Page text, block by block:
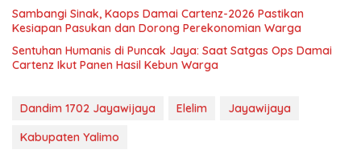
Sambangi Sinak, Kaops Damai Cartenz-2026 Pastikan
Kesiapan Pasukan dan Dorong Perekonomian Warga
Sentuhan Humanis di Puncak Jaya: Saat Satgas Ops Damai
Cartenz Ikut Panen Hasil Kebun Warga
Dandim 1702 Jayawijaya Elelim
Jayawijaya
Kabupaten Yalimo